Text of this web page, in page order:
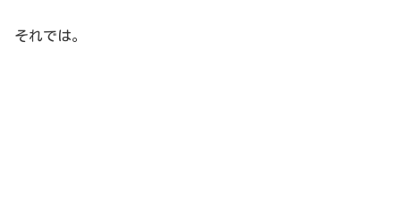
それでは。